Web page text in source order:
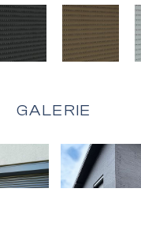
GALERIE